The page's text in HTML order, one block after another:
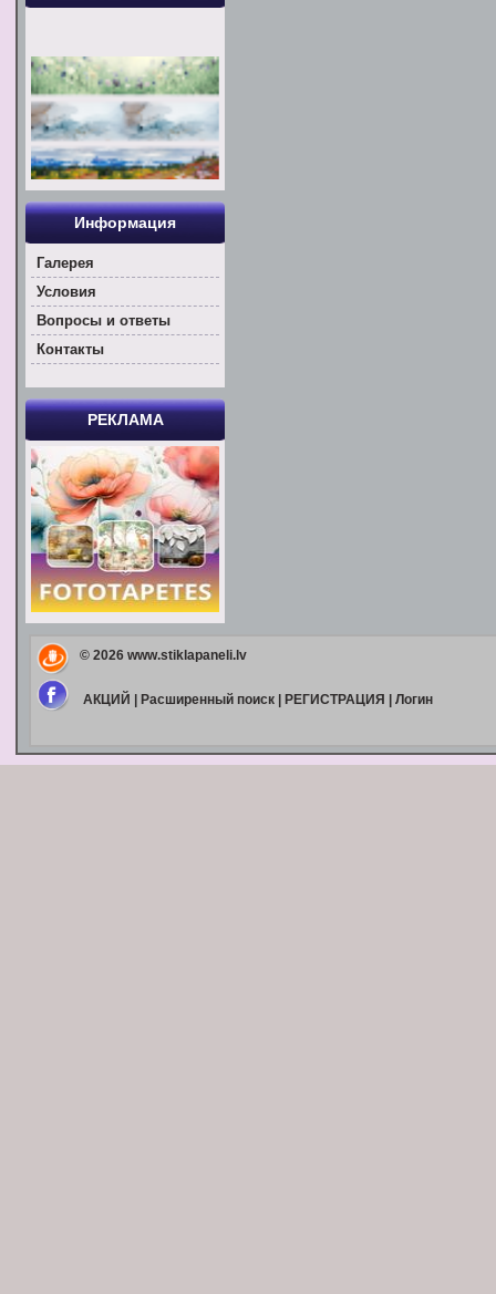
Информация
Галерея
Условия
Вoпросы и ответы
Контакты
РЕКЛАМА
© 2026 www.stiklapaneli.lv
АКЦИЙ Расширенный поиск| РЕГИСТРАЦИЯ Логин